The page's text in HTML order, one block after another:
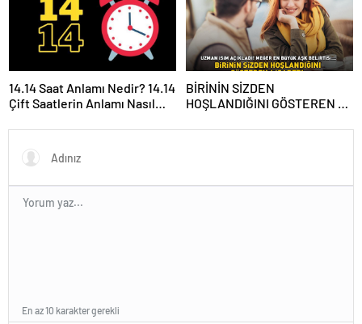
14.14 Saat Anlamı Nedir? 14.14
Çift Saatlerin Anlamı Nasıl
BİRİNİN SİZDEN
HOŞLANDIĞINI GÖSTEREN 6
Meğer en büyük aşk
En az 10 karakter gerekli